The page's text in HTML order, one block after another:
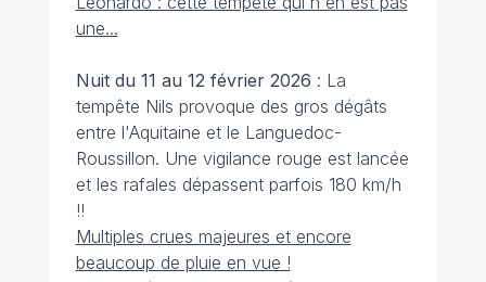
une...
Nuit du 11 au 12 février 2026 : La
tempête Nils provoque des gros dégâts
entre l'Aquitaine et le Languedoc-
Roussillon. Une vigilance rouge est lancée
et les rafales dépassent parfois 180 km/h
!!
Multiples crues majeures et encore
beaucoup de pluie en vue !